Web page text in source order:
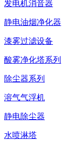
发电机消音器
静电油烟净化器
漆雾过滤设备
酸雾净化塔系列
除尘器系列
溶气气浮机
静电除尘器
水喷淋塔